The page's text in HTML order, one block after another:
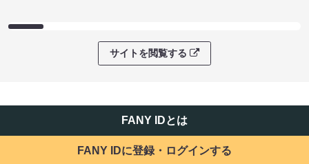
サイトを閲覧する
FANY IDとは
FANY IDに登録・ログインする